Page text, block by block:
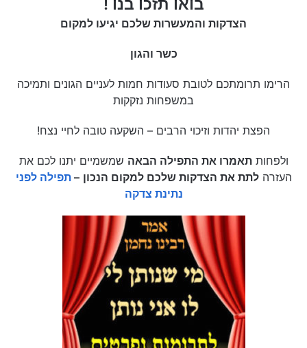
בואו תזכו בנו !
הצדקות והמעשרות שלכם יגיעו למקום
כשר והגון
הרימו תרומתכם לטובת סעודות חמות לעניים הגונים ותמיכה
במשפחות נזקקות
הפצת יהדות וזיכוי הרבים – השקעה טובה לחיי נצח!
ולפחותתאמרו את התפילה הבאה שמשמיים יתנו לכם את
העזרהלתת את הצדקות שלכם למקום הנכון –תפילה לפני
נתינת צדקה